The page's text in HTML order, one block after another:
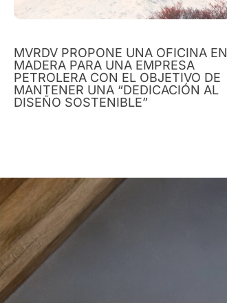
MVRDV PROPONE UNA OFICINA EN
MADERA PARA UNA EMPRESA
PETROLERA CON EL OBJETIVO DE
MANTENER UNA “DEDICACIÓN AL
DISEÑO SOSTENIBLE”